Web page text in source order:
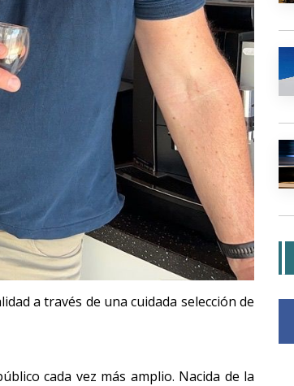
a través de una cuidada selección de
cada vez más amplio. Nacida de la